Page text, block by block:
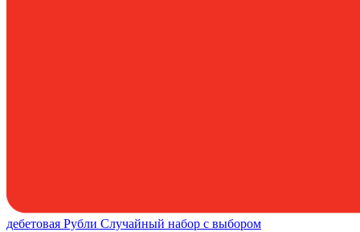
дебетовая Рубли Случайный набор с выбором